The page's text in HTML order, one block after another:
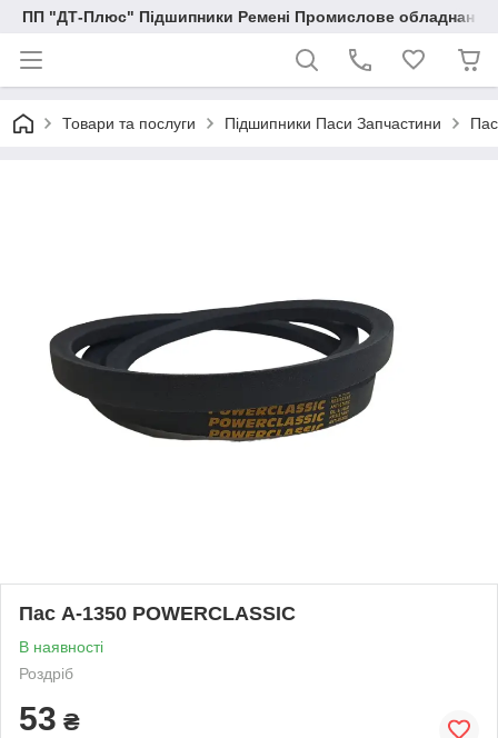
ПП "ДТ-Плюс" Підшипники Ремені Промислове обладнання
Товари та послуги Підшипники Паси Запчастини
Пас А-1350 POWERCLASSIC
В наявності
Роздріб
53 ₴